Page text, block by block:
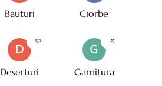
Bauturi Ciorbe
D
Deserturi
52
G
Garnitura
6